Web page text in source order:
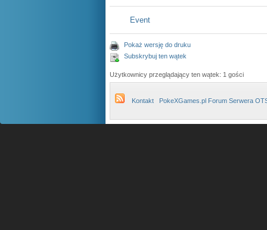
Event
Pokaż wersję do druku
Subskrybuj ten wątek
Użytkownicy przeglądający ten wątek: 1 gości
Kontakt PokeXGames.pl Forum Serwera